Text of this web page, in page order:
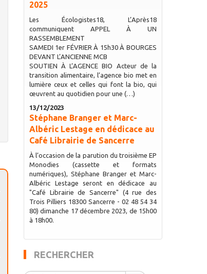
2025
Les Écologistes18, L’Après18
communiquent APPEL À UN
RASSEMBLEMENT
SAMEDI 1er FÉVRIER À 15h30 À BOURGES
DEVANT L’ANCIENNE MCB
SOUTIEN À L’AGENCE BIO Acteur de la
transition alimentaire, l’agence bio met en
lumière ceux et celles qui font la bio, qui
œuvrent au quotidien pour une (…)
13/12/2023
Stéphane Branger et Marc-
Albéric Lestage en dédicace au
Café Librairie de Sancerre
À l’occasion de la parution du troisième EP
Monodies (cassette et formats
numériques), Stéphane Branger et Marc-
Albéric Lestage seront en dédicace au
"Café Librairie de Sancerre" (4 rue des
Trois Pilliers 18300 Sancerre - 02 48 54 34
80) dimanche 17 décembre 2023, de 15h00
à 18h00.
RECHERCHER